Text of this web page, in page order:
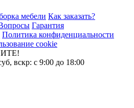
мебели Как заказать?
Гарантия
Политика конфиденциальности
cookie
вскр: с 9:00 до 18:00